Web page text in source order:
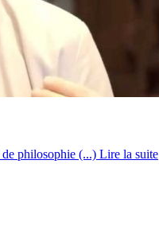
de philosophie (...) Lire la suite